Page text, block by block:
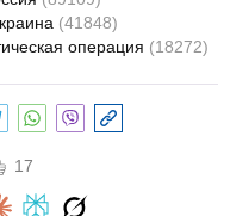
(41848)
операция (18272)
17